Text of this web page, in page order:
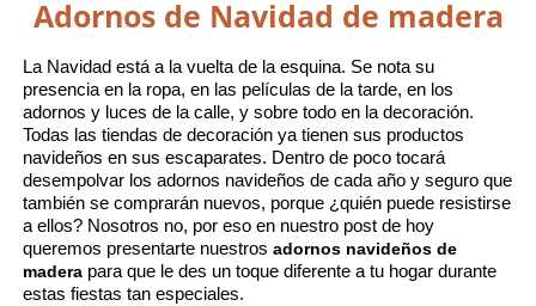
Adornos de Navidad de madera
La Navidad está a la vuelta de la esquina. Se nota su
presencia en la ropa, en las películas de la tarde, en los
adornos y luces de la calle, y sobre todo en la decoración.
Todas las tiendas de decoración ya tienen sus productos
navideños en sus escaparates. Dentro de poco tocará
desempolvar los adornos navideños de cada año y seguro que
también se comprarán nuevos, porque ¿quién puede resistirse
a ellos? Nosotros no, por eso en nuestro post de hoy
queremos presentarte nuestros adornos navideños de
madera para que le des un toque diferente a tu hogar durante
estas fiestas tan especiales.